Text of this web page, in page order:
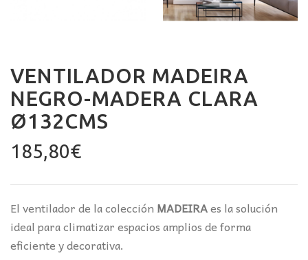
VENTILADOR MADEIRA
NEGRO-MADERA CLARA
Ø132CMS
185,80€
El ventilador de la colección MADEIRAes la solución
ideal para climatizar espacios amplios de forma
eficiente y decorativa.